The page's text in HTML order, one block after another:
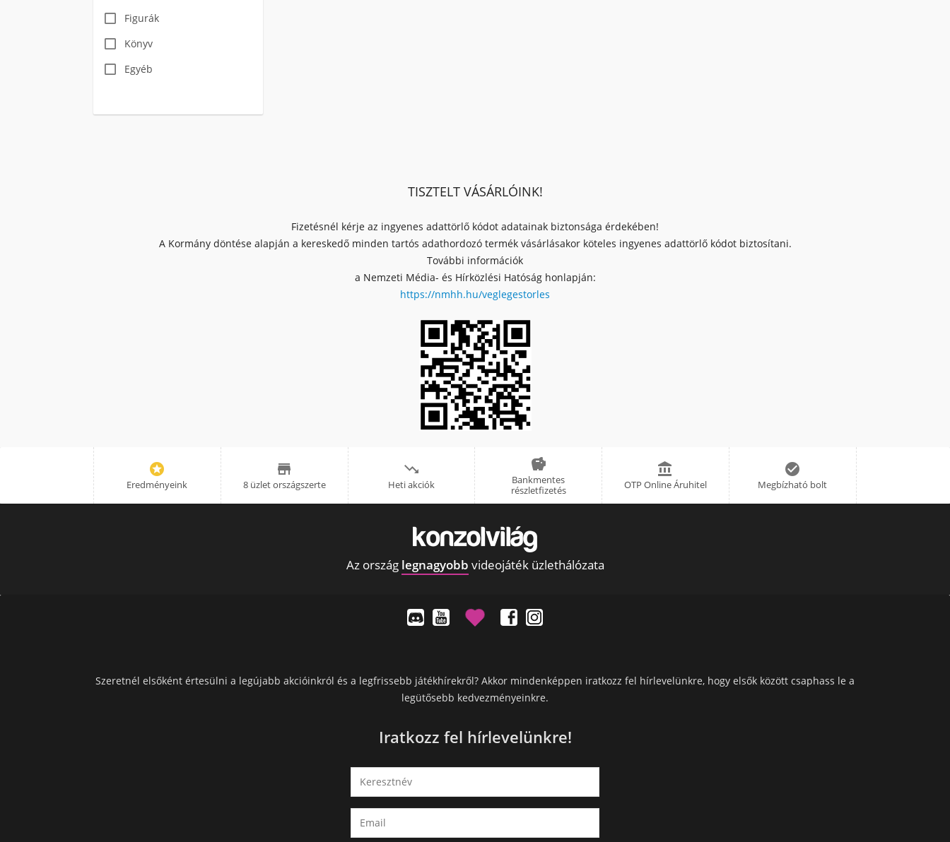
Figurák
Könyv
Egyéb
TISZTELT VÁSÁRLÓINK!
Fizetésnél kérje az ingyenes adattörlő kódot adatainak biztonsága érdekében!
A Kormány döntése alapján a kereskedő minden tartós adathordozó termék vásárlásakor köteles ingyenes adattörlő kódot biztosítani.
További információk
a Nemzeti Média- és Hírközlési Hatóság honlapján:
https://nmhh.hu/veglegestorles

Eredményeink

8 üzlet országszerte

Heti akciók

Bankmentes
részletfizetés

OTP Online Áruhitel

Megbízható bolt
Az ország legnagyobb videojáték üzlethálózata
Szeretnél elsőként értesülni a legújabb akcióinkról és a legfrissebb játékhírekről? Akkor mindenképpen iratkozz fel hírlevelünkre, hogy elsők között csaphass le a
legütősebb kedvezményeinkre.
Iratkozz fel hírlevelünkre!